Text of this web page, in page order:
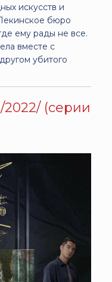
искусств и
бюро
ему рады не все.
вместе с
убитого
(серии